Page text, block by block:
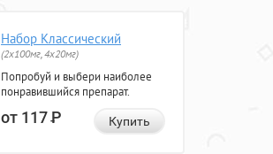
Набор Классический
(2x100мг, 4x20мг)
Попробуй и выбери наиболее
понравившийся препарат.
от 117Р Купить